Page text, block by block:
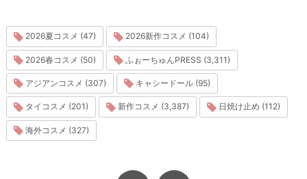
2026夏コスメ (47) 2026新作コスメ (104)
2026春コスメ (50) ふぉーちゅんPRESS (3,311)
アジアンコスメ (307) キャシードール (95)
タイコスメ (201) 新作コスメ (3,387) 日焼け止め (112)
海外コスメ (327)